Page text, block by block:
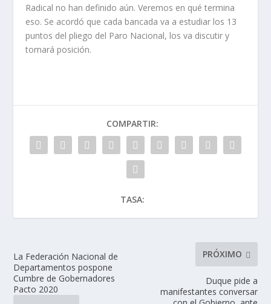
Radical no han definido aún. Veremos en qué termina
eso. Se acordó que cada bancada va a estudiar los 13
puntos del pliego del Paro Nacional, los va discutir y
tomará posición.
COMPARTIR:
TASA:
La Federación Nacional de
Departamentos pospone
Cumbre de Gobernadores
Pacto 2020
PRÓXIMO
Duque pide a
manifestantes conversar